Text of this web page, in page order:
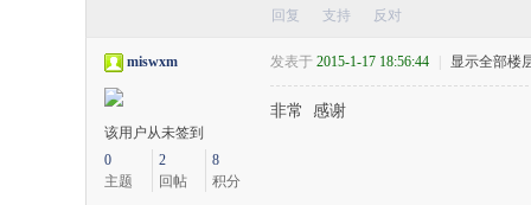
回复 支持 反对
miswxm
该用户从未签到
0
主题
2
回帖
8
积分
发表于 2015-1-17 18:56:44 显示全部楼
非常 感谢